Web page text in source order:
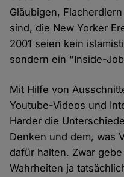
Gläubigen,
sind, die New Yorker
2001 seien kein
sondern ein "Inside-
Mit Hilfe von
Youtube-Videos und
Harder die
Denken und dem, was
dafür halten. Zwar
Wahrheiten ja